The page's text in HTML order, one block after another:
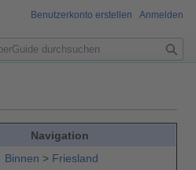
Navigation
Binnen > Friesland
Benutzerkonto erstellen Anmelden